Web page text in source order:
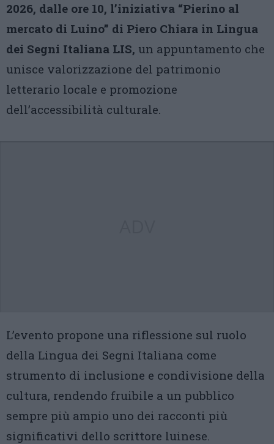
2026, dalle ore 10, l’iniziativa “Pierino al
mercato di Luino” di Piero Chiara in Lingua
dei Segni Italiana LIS, un appuntamento che
unisce valorizzazione del patrimonio
letterario locale e promozione
dell’accessibilità culturale.
L’evento propone una riflessione sul ruolo
della Lingua dei Segni Italiana come
strumento di inclusione e condivisione della
cultura, rendendo fruibile a un pubblico
sempre più ampio uno dei racconti più
significativi dello scrittore luinese.